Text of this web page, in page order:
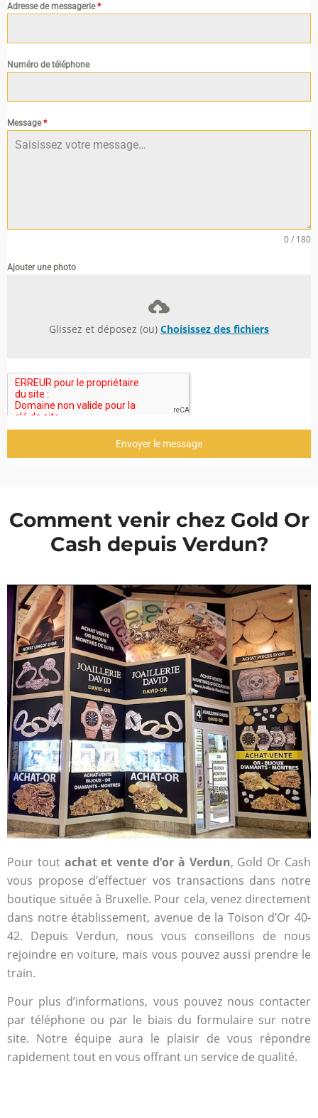
Adresse de messagerie*
Numéro de téléphone
Message*
0 / 180
Ajouter une photo
Glissez et déposez (ou) Choisissez des fichiers
Envoyer le message
Comment venir chez Gold Or
Cash depuis Verdun?
Pour tout achat et vente d’or à Verdun, Gold Or Cash
vous propose d’effectuer vos transactions dans notre
boutique située à Bruxelle. Pour cela, venez directement
dans notre établissement, avenue de la Toison d’Or 40-
42. Depuis Verdun, nous vous conseillons de nous
rejoindre en voiture, mais vous pouvez aussi prendre le
train.
Pour plus d’informations, vous pouvez nous contacter
par téléphone ou par le biais du formulaire sur notre
site. Notre équipe aura le plaisir de vous répondre
rapidement tout en vous offrant un service de qualité.